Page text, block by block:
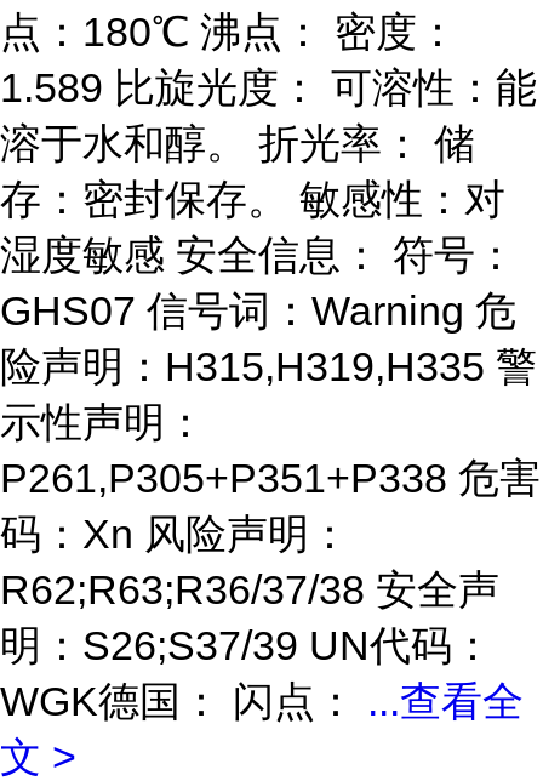
点：180℃ 沸点： 密度：
1.589 比旋光度： 可溶性：能
溶于水和醇。 折光率： 储
存：密封保存。 敏感性：对
湿度敏感 安全信息： 符号：
GHS07 信号词：Warning 危
险声明：H315,H319,H335 警
示性声明：
P261,P305+P351+P338 危害
码：Xn 风险声明：
R62;R63;R36/37/38 安全声
明：S26;S37/39 UN代码：
WGK德国： 闪点： ...查看全
文 >